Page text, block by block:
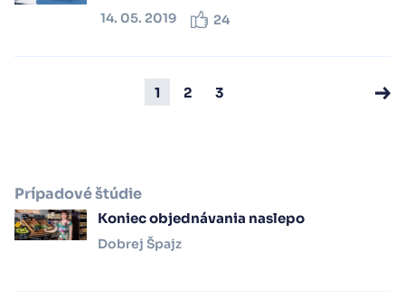
14. 05. 2019 24
1 2 3
Prípadové štúdie
Koniec objednávania naslepo
Dobrej Špajz